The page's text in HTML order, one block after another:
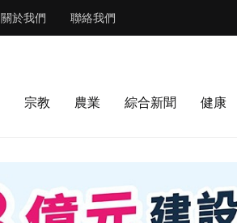
關於我們 聯絡我們
宗教 農業 綜合新聞 健康